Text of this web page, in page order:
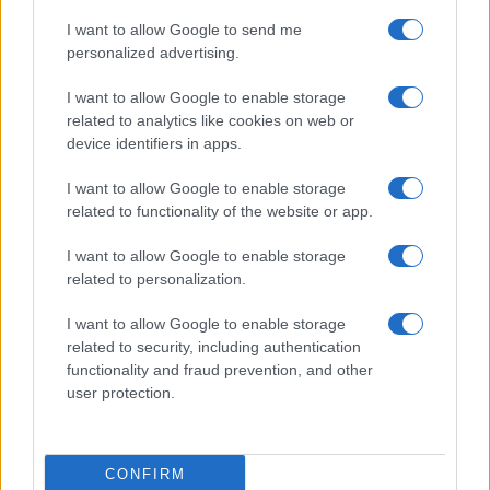
I want to allow Google to send me
personalized advertising.
I want to allow Google to enable storage
related to analytics like cookies on web or
device identifiers in apps.
I want to allow Google to enable storage
related to functionality of the website or app.
I want to allow Google to enable storage
related to personalization.
I want to allow Google to enable storage
related to security, including authentication
functionality and fraud prevention, and other
user protection.
CONFIRM
diPaolo Manzo
21 Dicembre 2023, 20:00
hanno comprato dal dittatore